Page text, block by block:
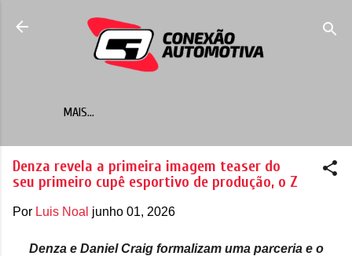
Pular para o conteúdo principal
MAIS…
Denza revela a primeira imagem teaser do
seu primeiro cupê esportivo de produção, o Z
Por Luis Noal junho 01, 2026
Denza e Daniel Craig formalizam uma parceria e o